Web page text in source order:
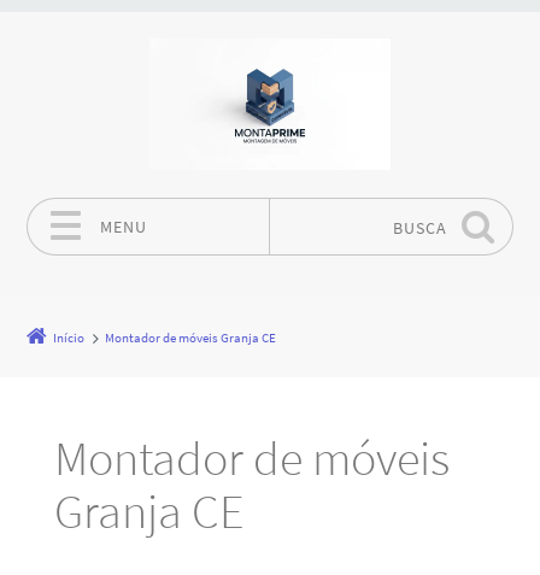
MENU BUSCA
Início Montador de móveis Granja CE
Montador de móveis
Granja CE